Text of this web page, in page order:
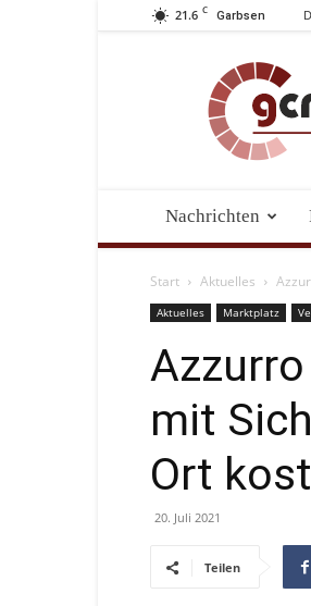
21.6 C Garbsen
Nachrichten
Start Aktuelles
Aktuelles Marktplatz
mit
Ort
20. Juli 2021
Teilen